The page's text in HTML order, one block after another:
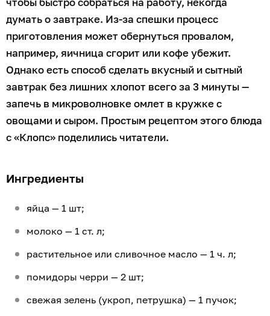
думать о завтраке. Из-за спешки процесс
приготовления может обернуться провалом,
например, яичница сгорит или кофе убежит.
Однако есть способ сделать вкусный и сытный
завтрак без лишних хлопот всего за 3 минуты —
запечь в микроволновке омлет в кружке с
овощами и сыром. Простым рецептом этого блюда
с «Клопс» поделились читатели.
Ингредиенты
яйца — 1 шт;
молоко — 1 ст. л;
растительное или сливочное масло — 1 ч. л;
помидоры черри — 2 шт;
свежая зелень (укроп, петрушка) — 1 пучок;